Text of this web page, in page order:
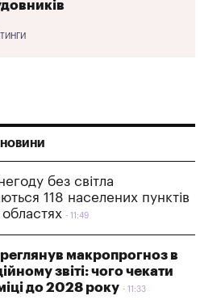
НОВИНИ
без світла
118 населених пунктів
11:49
макропрогноз в
звіті: чого чекати
до 2028 року
11:33